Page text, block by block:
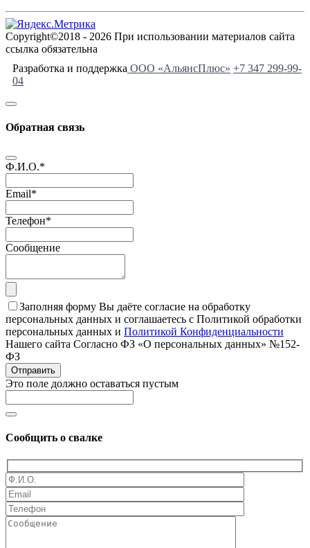
Copyright©2018 - 2026 При использовании материалов сайта
ссылка обязательна
Разработка и поддержка ООО «АльянсПлюс» +7 347 299-99-
04
Обратная связь
Ф.И.О.*
Email*
Телефон*
Сообщение
Заполняя форму Вы даёте согласие на обработку
персональных данных и соглашаетесь с Политикой обработки
персональных данных и Политикой Конфиденциальности
Нашего сайта Согласно ФЗ «О персональных данных» №152-
ФЗ
Отправить
Это поле должно оставаться пустым
Сообщить о свалке